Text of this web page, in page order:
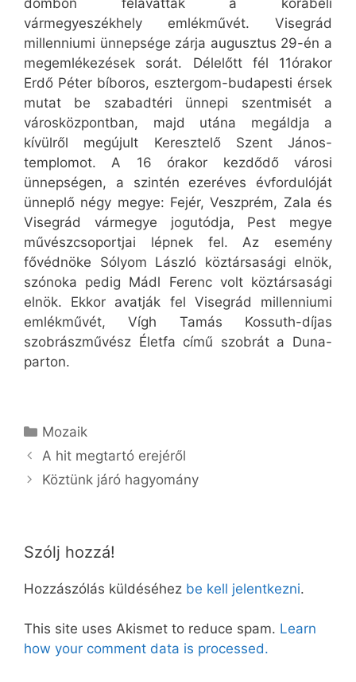
dombon felavatták a korabeli
vármegyeszékhely emlékművét. Visegrád
millenniumi ünnepsége zárja augusztus 29-én a
megemlékezések sorát. Délelőtt fél 11órakor
Erdő Péter bíboros, esztergom-budapesti érsek
mutat be szabadtéri ünnepi szentmisét a
városközpontban, majd utána megáldja a
kívülről megújult Keresztelő Szent János-
templomot. A 16 órakor kezdődő városi
ünnepségen, a szintén ezeréves évfordulóját
ünneplő négy megye: Fejér, Veszprém, Zala és
Visegrád vármegye jogutódja, Pest megye
művészcsoportjai lépnek fel. Az esemény
fővédnöke Sólyom László köztársasági elnök,
szónoka pedig Mádl Ferenc volt köztársasági
elnök. Ekkor avatják fel Visegrád millenniumi
emlékművét, Vígh Tamás Kossuth-díjas
szobrászművész Életfa című szobrát a Duna-
parton.
Kategória
Mozaik
A hit megtartó erejéről
Köztünk járó hagyomány
Szólj hozzá!
Hozzászólás küldéséhez be kell jelentkezni.
This site uses Akismet to reduce spam. Learn
how your comment data is processed.